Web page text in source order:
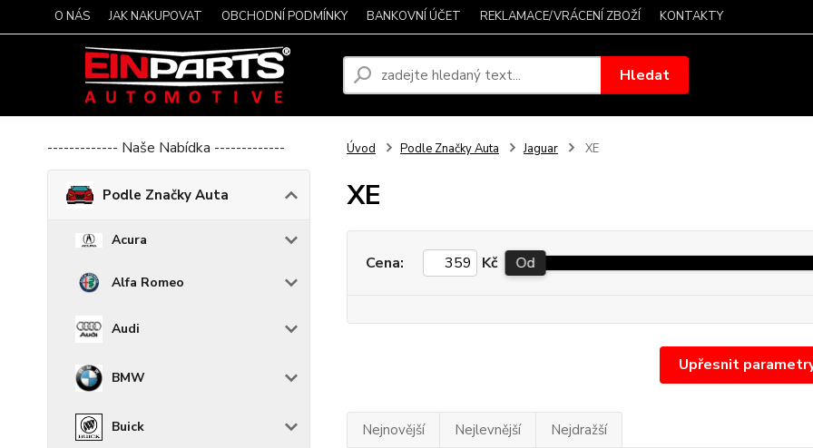
O NÁS JAK NAKUPOVAT OBCHODNÍ PODMÍNKY BANKOVNÍ ÚČET REKLAMACE/VRÁCENÍ ZBOŽÍ KONTAKTY
Hledat
------------- Naše Nabídka -------------
Podle Značky Auta
Acura
Alfa Romeo
Audi
BMW
Buick
Úvod Podle Značky Auta Jaguar XE
XE
Upřesnit
Cena: Kč Od
Nejnovější Nejlevnější Nejdražší